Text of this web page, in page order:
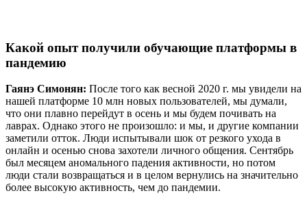
Какой опыт получили обучающие платформы в
пандемию
Гаянэ Симонян: После того как весной 2020 г. мы увидели на
нашей платформе 10 млн новых пользователей, мы думали,
что они плавно перейдут в осень и мы будем почивать на
лаврах. Однако этого не произошло: и мы, и другие компании
заметили отток. Люди испытывали шок от резкого ухода в
онлайн и осенью снова захотели личного общения. Сентябрь
был месяцем аномального падения активности, но потом
люди стали возвращаться и в целом вернулись на значительно
более высокую активность, чем до пандемии.